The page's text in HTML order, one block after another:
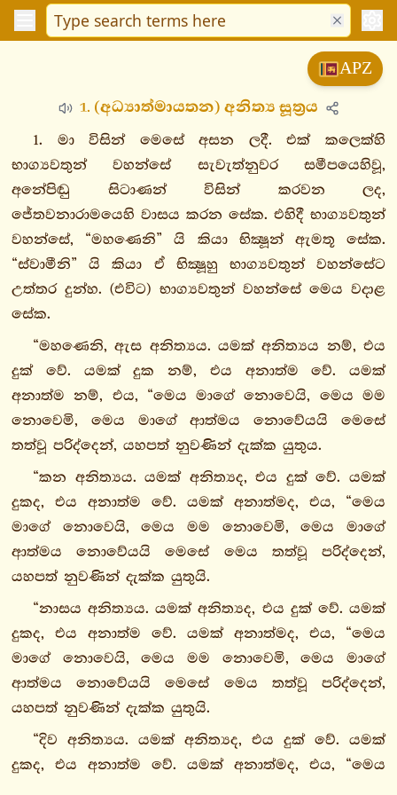
දීඝනිකාය
මජ්ඣිමනිකාය
සංයුත්තනිකාය
සගාථවග්ගො
නිදානවග්ගො
ඛන්ධකවග්ගො
සළායතනවග්ගො
1.
1.
අනිච්චවග්ගො
අජ්ඣත්තානිච්චසුත්තං
අජ්ඣත්තදුක්ඛසුත්තං
අජ්ඣත්තානත්තසුත්තං
බාහිරානිච්චසුත්තං
බාහිරදුක්ඛසුත්තං
බාහිරානත්තසුත්තං
දුතිය
අජ්ඣත්තානිච්චසුත්තං
අජ්ඣත්තදුක්ඛසුත්තං
දුතිය
අජ්ඣත්තානතත
සුත්තං
බාහිරානිච්චසුත්තං
දුතිය
APZ
1. (අධ්‍යාත්මායතන) අනිත්‍ය සූත්‍රය
1. මා විසින් මෙසේ අසන ලදී. එක් කලෙක්හි
භාග්‍යවතුන් වහන්සේ සැවැත්නුවර සමීපයෙහිවූ,
අනේපිඬු සිටාණන් විසින් කරවන ලද,
ජේතවනාරාමයෙහි වාසය කරන සේක. එහිදී භාග්‍යවතුන්
වහන්සේ, “මහණෙනි” යි කියා භික්‍ෂූන් ඇමතූ සේක.
“ස්වාමීනි” යි කියා ඒ භික්‍ෂූහු භාග්‍යවතුන් වහන්සේට
උත්තර දුන්හ. (එවිට) භාග්‍යවතුන් වහන්සේ මෙය වදාළ
සේක.
“මහණෙනි, ඇස අනිත්‍යය. යමක් අනිත්‍යය නම්, එය
දුක් වේ. යමක් දුක නම්, එය අනාත්ම වේ. යමක්
අනාත්ම නම්, එය, “මෙය මාගේ නොවෙයි, මෙය මම
නොවෙමි, මෙය මාගේ ආත්මය නොවේයයි මෙසේ
තත්වූ පරිද්දෙන්, යහපත් නුවණින් දැක්ක යුතුය.
“කන අනිත්‍යය. යමක් අනිත්‍යද, එය දුක් වේ. යමක්
දුකද, එය අනාත්ම වේ. යමක් අනාත්මද, එය, “මෙය
මාගේ නොවෙයි, මෙය මම නොවෙමි, මෙය මාගේ
ආත්මය නොවේයයි මෙසේ මෙය තත්වූ පරිද්දෙන්,
යහපත් නුවණින් දැක්ක යුතුයි.
“නාසය අනිත්‍යය. යමක් අනිත්‍යද, එය දුක් වේ. යමක්
දුකද, එය අනාත්ම වේ. යමක් අනාත්මද, එය, “මෙය
මාගේ නොවෙයි, මෙය මම නොවෙමි, මෙය මාගේ
ආත්මය නොවේයයි මෙසේ මෙය තත්වූ පරිද්දෙන්,
යහපත් නුවණින් දැක්ක යුතුයි.
“දිව අනිත්‍යය. යමක් අනිත්‍යද, එය දුක් වේ. යමක්
දුකද, එය අනාත්ම වේ. යමක් අනාත්මද, එය, “මෙය